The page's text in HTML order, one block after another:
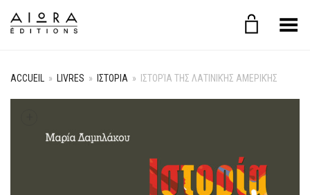
Basculer le menu
ACCUEIL » LIVRES » ΙΣΤΟΡΙΑ » ΙΣΤΟΡΊΑ ΤΗΣ ΛΑΤΙΝΙΚΉΣ ΑΜΕΡΙΚΉΣ